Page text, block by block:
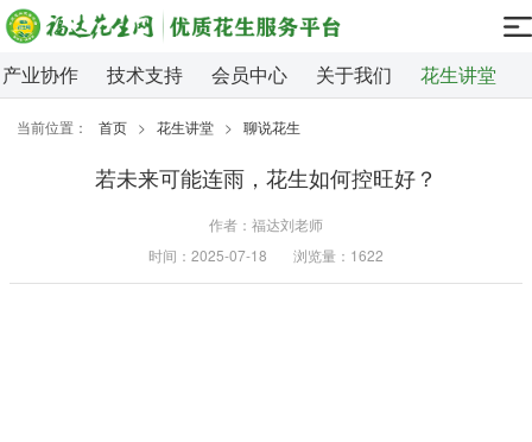
产业协作 技术支持 会员中心 关于我们 花生讲堂
当前位置： 首页 > 花生讲堂 > 聊说花生
若未来可能连雨，花生如何控旺好？
作者：福达刘老师
时间：2025-07-18
浏览量：1622